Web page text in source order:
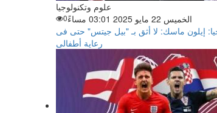
علوم وتكنولوجيا
الخميس 22 مايو 2025 03:01 مساءً
0
إيلون ماسك: لا أثق بـ "بيل جيتس" حتى فى
رعاية أطفالى